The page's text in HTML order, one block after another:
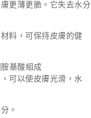
更薄更脆。它失去水分
料，可保持皮膚的健
基酸組成
可以使皮膚光滑，水
。